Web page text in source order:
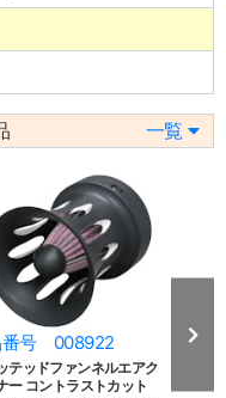
一覧
番号 008922
テッドファンネルエアク
ー コントラストカット
商